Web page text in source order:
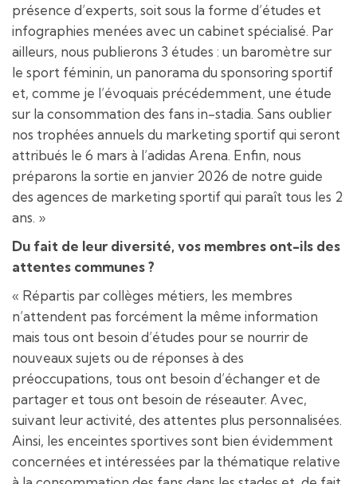
présence d’experts, soit sous la forme d’études et
infographies menées avec un cabinet spécialisé. Par
ailleurs, nous publierons 3 études : un baromètre sur
le sport féminin, un panorama du sponsoring sportif
et, comme je l’évoquais précédemment, une étude
sur la consommation des fans in-stadia. Sans oublier
nos trophées annuels du marketing sportif qui seront
attribués le 6 mars à l’adidas Arena. Enfin, nous
préparons la sortie en janvier 2026 de notre guide
des agences de marketing sportif qui paraît tous les 2
ans. »
Du fait de leur diversité, vos membres ont-ils des
attentes communes ?
« Répartis par collèges métiers, les membres
n’attendent pas forcément la même information
mais tous ont besoin d’études pour se nourrir de
nouveaux sujets ou de réponses à des
préoccupations, tous ont besoin d’échanger et de
partager et tous ont besoin de réseauter. Avec,
suivant leur activité, des attentes plus personnalisées.
Ainsi, les enceintes sportives sont bien évidemment
concernées et intéressées par la thématique relative